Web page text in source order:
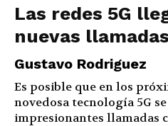
Las redes 5G
nuevas
Gustavo Rodriguez
Es posible que en los
novedosa tecnología 5G
impresionantes llamadas